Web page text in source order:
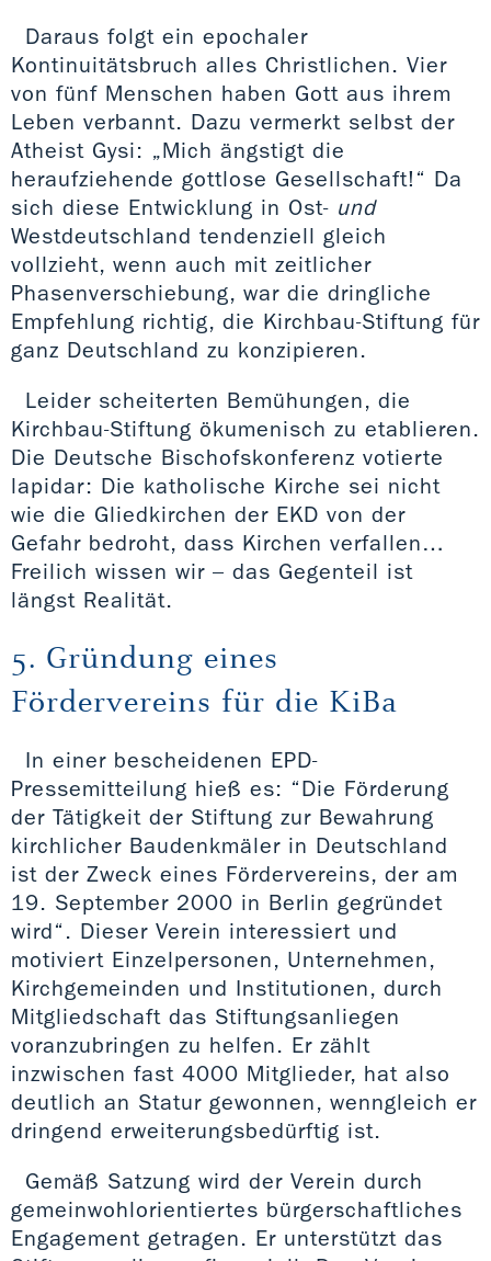
Daraus folgt ein epochaler
Kontinuitätsbruch alles Christlichen. Vier
von fünf Menschen haben Gott aus ihrem
Leben verbannt. Dazu vermerkt selbst der
Atheist Gysi: „Mich ängstigt die
heraufziehende gottlose Gesellschaft!“ Da
sich diese Entwicklung in Ost- und
Westdeutschland tendenziell gleich
vollzieht, wenn auch mit zeitlicher
Phasenverschiebung, war die dringliche
Empfehlung richtig, die Kirchbau-Stiftung für
ganz Deutschland zu konzipieren.
Leider scheiterten Bemühungen, die
Kirchbau-Stiftung ökumenisch zu etablieren.
Die Deutsche Bischofskonferenz votierte
lapidar: Die katholische Kirche sei nicht
wie die Gliedkirchen der EKD von der
Gefahr bedroht, dass Kirchen verfallen…
Freilich wissen wir – das Gegenteil ist
längst Realität.
5. Gründung eines
Fördervereins für die KiBa
In einer bescheidenen EPD-
Pressemitteilung hieß es: “Die Förderung
der Tätigkeit der Stiftung zur Bewahrung
kirchlicher Baudenkmäler in Deutschland
ist der Zweck eines Fördervereins, der am
19. September 2000 in Berlin gegründet
wird“. Dieser Verein interessiert und
motiviert Einzelpersonen, Unternehmen,
Kirchgemeinden und Institutionen, durch
Mitgliedschaft das Stiftungsanliegen
voranzubringen zu helfen. Er zählt
inzwischen fast 4000 Mitglieder, hat also
deutlich an Statur gewonnen, wenngleich er
dringend erweiterungsbedürftig ist.
Gemäß Satzung wird der Verein durch
gemeinwohlorientiertes bürgerschaftliches
Engagement getragen. Er unterstützt das